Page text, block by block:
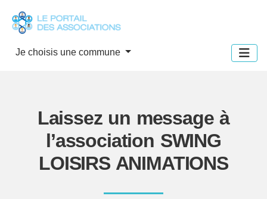
Je choisis une commune
Laissez un message à
l’association SWING
LOISIRS ANIMATIONS